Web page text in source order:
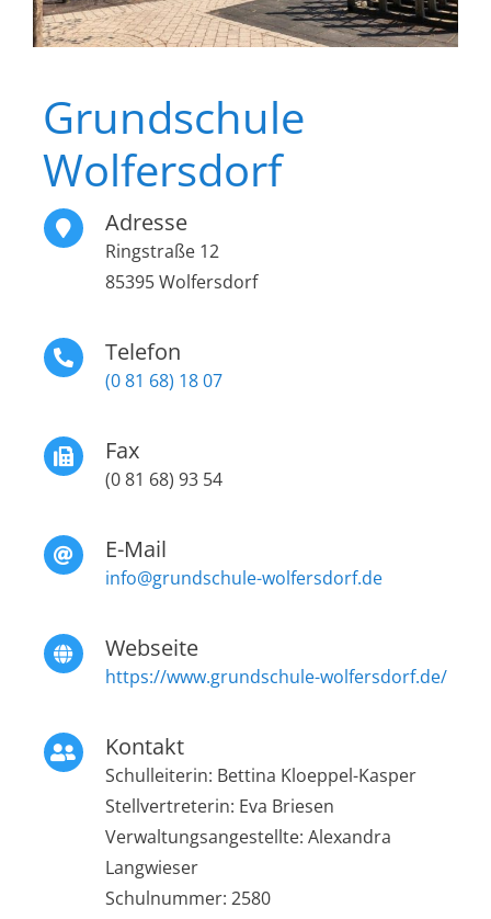
Grundschule
Wolfersdorf
Adresse
Ringstraße 12
85395 Wolfersdorf
Telefon
(0 81 68) 18 07
Fax
(0 81 68) 93 54
E-Mail
info@grundschule-wolfersdorf.de
Webseite
https://www.grundschule-wolfersdorf.de/
Kontakt
Schulleiterin: Bettina Kloeppel-Kasper
Stellvertreterin: Eva Briesen
Verwaltungsangestellte: Alexandra
Langwieser
Schulnummer: 2580